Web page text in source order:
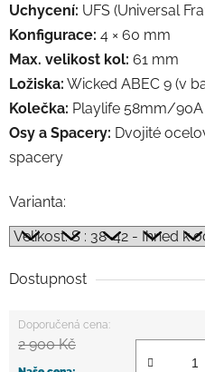
Uchycení: UFS (Universal
Konfigurace: 4 × 60 mm
Max. velikost kol: 61 mm
Ložiska: Wicked ABEC 9 (v
Kolečka: Playlife 58mm/90A
Osy a Spacery: Dvojité
spacery
Varianta:
Dostupnost
2 900 Kč